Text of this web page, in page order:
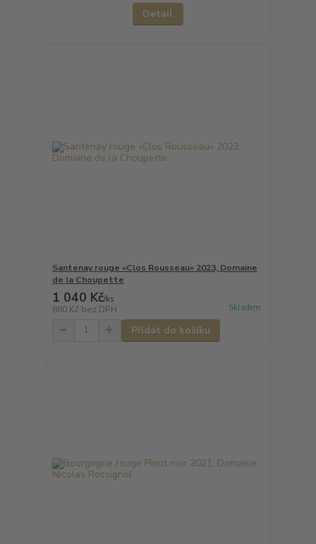
Detail
Santenay rouge «Clos Rousseau» 2023, Domaine
de la Choupette
1 040 Kč/ks
860 Kč bez DPH Skladem
Přidat do košíku